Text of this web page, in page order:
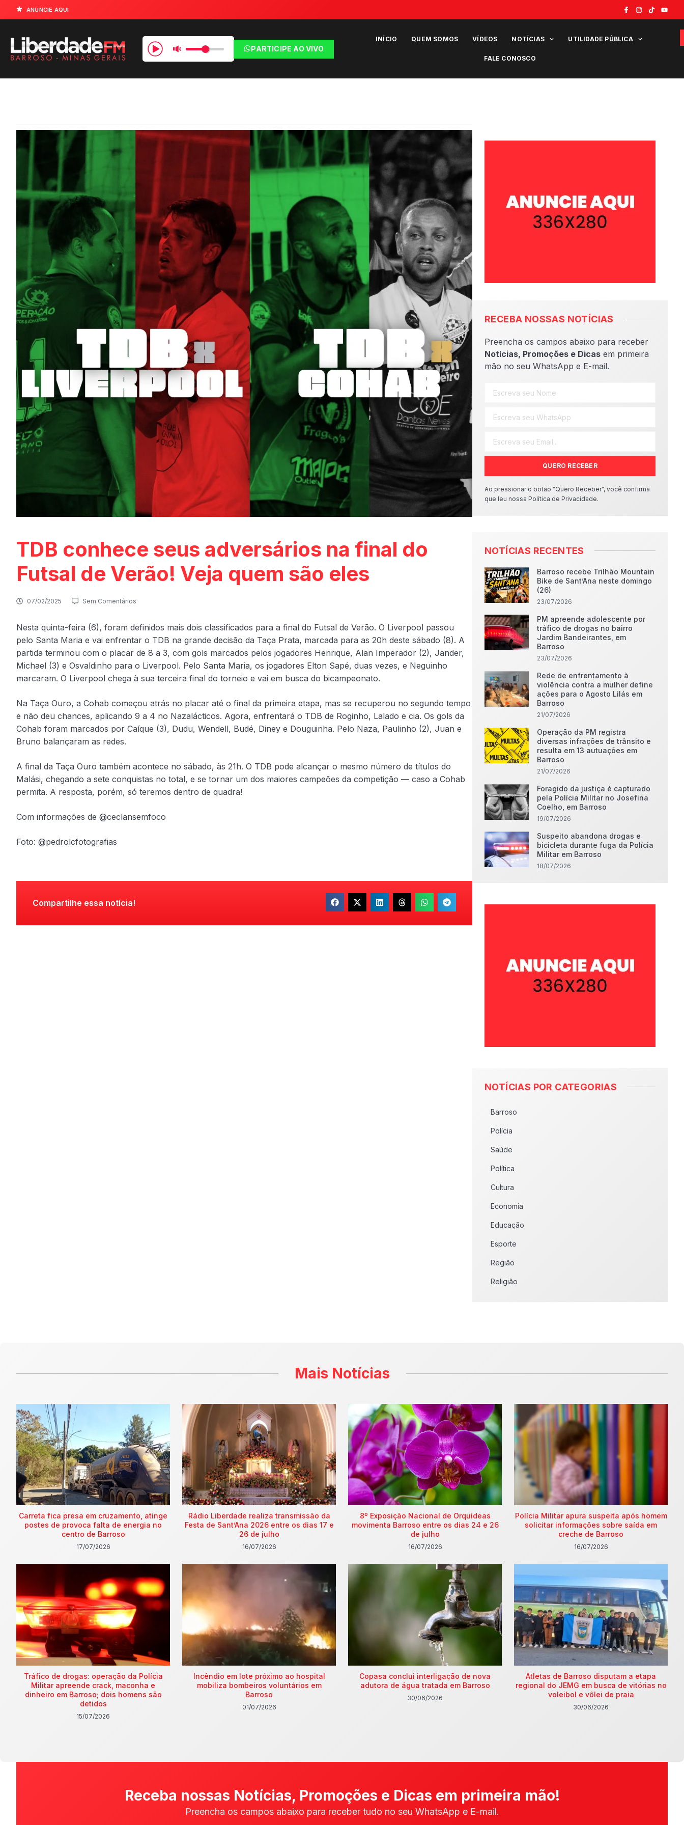
ANÚNCIE AQUI
PARTICIPE AO VIVO
INÍCIO QUEM SOMOS VÍDEOS NOTÍCIAS UTILIDADE PÚBLICA
FALE CONOSCO
TDB conhece seus adversários na final do
Futsal de Verão! Veja quem são eles
07/02/2025 Sem Comentários
Nesta quinta-feira (6), foram definidos mais dois classificados para a final do Futsal de Verão. O Liverpool passou
pelo Santa Maria e vai enfrentar o TDB na grande decisão da Taça Prata, marcada para as 20h deste sábado (8). A
partida terminou com o placar de 8 a 3, com gols marcados pelos jogadores Henrique, Alan Imperador (2), Jander,
Michael (3) e Osvaldinho para o Liverpool. Pelo Santa Maria, os jogadores Elton Sapé, duas vezes, e Neguinho
marcaram. O Liverpool chega à sua terceira final do torneio e vai em busca do bicampeonato.
Na Taça Ouro, a Cohab começou atrás no placar até o final da primeira etapa, mas se recuperou no segundo tempo
e não deu chances, aplicando 9 a 4 no Nazalácticos. Agora, enfrentará o TDB de Roginho, Lalado e cia. Os gols da
Cohab foram marcados por Caíque (3), Dudu, Wendell, Budé, Diney e Douguinha. Pelo Naza, Paulinho (2), Juan e
Bruno balançaram as redes.
A final da Taça Ouro também acontece no sábado, às 21h. O TDB pode alcançar o mesmo número de títulos do
Malási, chegando a sete conquistas no total, e se tornar um dos maiores campeões da competição — caso a Cohab
permita. A resposta, porém, só teremos dentro de quadra!
Com informações de @ceclansemfoco
Foto: @pedrolcfotografias
Compartilhe essa notícia!
RECEBA NOSSAS NOTÍCIAS
Preencha os campos abaixo para receber
Notícias, Promoções e Dicas em primeira
mão no seu WhatsApp e E-mail.
QUERO RECEBER
Ao pressionar o botão "Quero Receber", você confirma
que leu nossa Política de Privacidade.
NOTÍCIAS RECENTES
Barroso recebe Trilhão Mountain
Bike de Sant’Ana neste domingo
(26)
23/07/2026
PM apreende adolescente por
tráfico de drogas no bairro
Jardim Bandeirantes, em
Barroso
23/07/2026
Rede de enfrentamento à
violência contra a mulher define
ações para o Agosto Lilás em
Barroso
21/07/2026
Operação da PM registra
diversas infrações de trânsito e
resulta em 13 autuações em
Barroso
21/07/2026
Foragido da justiça é capturado
pela Polícia Militar no Josefina
Coelho, em Barroso
19/07/2026
Suspeito abandona drogas e
bicicleta durante fuga da Polícia
Militar em Barroso
18/07/2026
NOTÍCIAS POR CATEGORIAS
Barroso
Polícia
Saúde
Política
Cultura
Economia
Educação
Esporte
Região
Religião
Mais Notícias
Carreta fica presa em cruzamento, atinge
postes de provoca falta de energia no
centro de Barroso
17/07/2026
Rádio Liberdade realiza transmissão da
Festa de Sant’Ana 2026 entre os dias 17 e
26 de julho
16/07/2026
8º Exposição Nacional de Orquídeas
movimenta Barroso entre os dias 24 e 26
de julho
16/07/2026
Polícia Militar apura suspeita após homem
solicitar informações sobre saída em
creche de Barroso
16/07/2026
Tráfico de drogas: operação da Polícia
Militar apreende crack, maconha e
dinheiro em Barroso; dois homens são
detidos
15/07/2026
Incêndio em lote próximo ao hospital
mobiliza bombeiros voluntários em
Barroso
01/07/2026
Copasa conclui interligação de nova
adutora de água tratada em Barroso
30/06/2026
Atletas de Barroso disputam a etapa
regional do JEMG em busca de vitórias no
voleibol e vôlei de praia
30/06/2026
Receba nossas Notícias, Promoções e Dicas em primeira mão!
Preencha os campos abaixo para receber tudo no seu WhatsApp e E-mail.